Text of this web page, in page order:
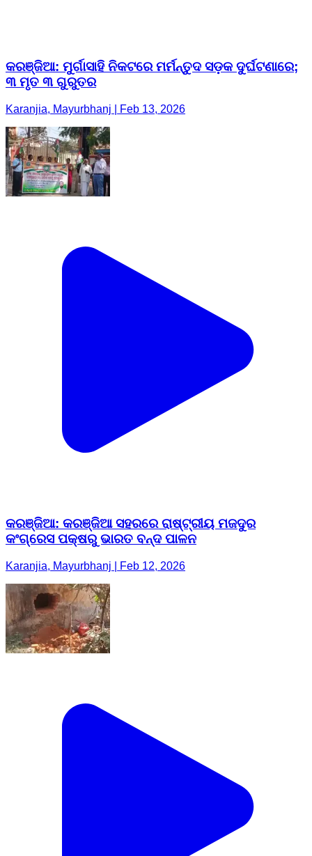
କରଞ୍ଜିଆ: ମୁର୍ଗାସାହି ନିକଟରେ ମର୍ମନ୍ତୁଦ ସଡ଼କ ଦୁର୍ଘଟଣାରେ;
୩ ମୃତ ୩ ଗୁରୁତର
Karanjia, Mayurbhanj | Feb 13, 2026
କରଞ୍ଜିଆ: କରଞ୍ଜିଆ ସହରରେ ରାଷ୍ଟ୍ରୀୟ ମଜଦୁର
କଂଗ୍ରେସ ପକ୍ଷରୁ ଭାରତ ବନ୍ଦ ପାଳନ
Karanjia, Mayurbhanj | Feb 12, 2026